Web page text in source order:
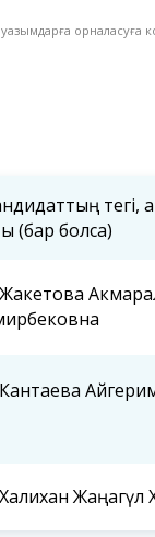
орналасуға
тегі,
(бар болса)
Жаңагүл